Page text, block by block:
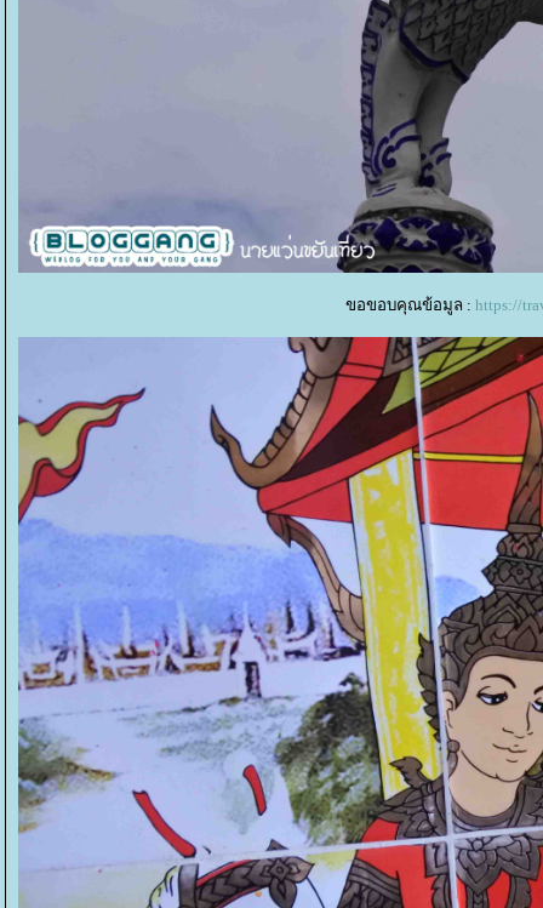
ขอขอบคุณข้อมูล : https://